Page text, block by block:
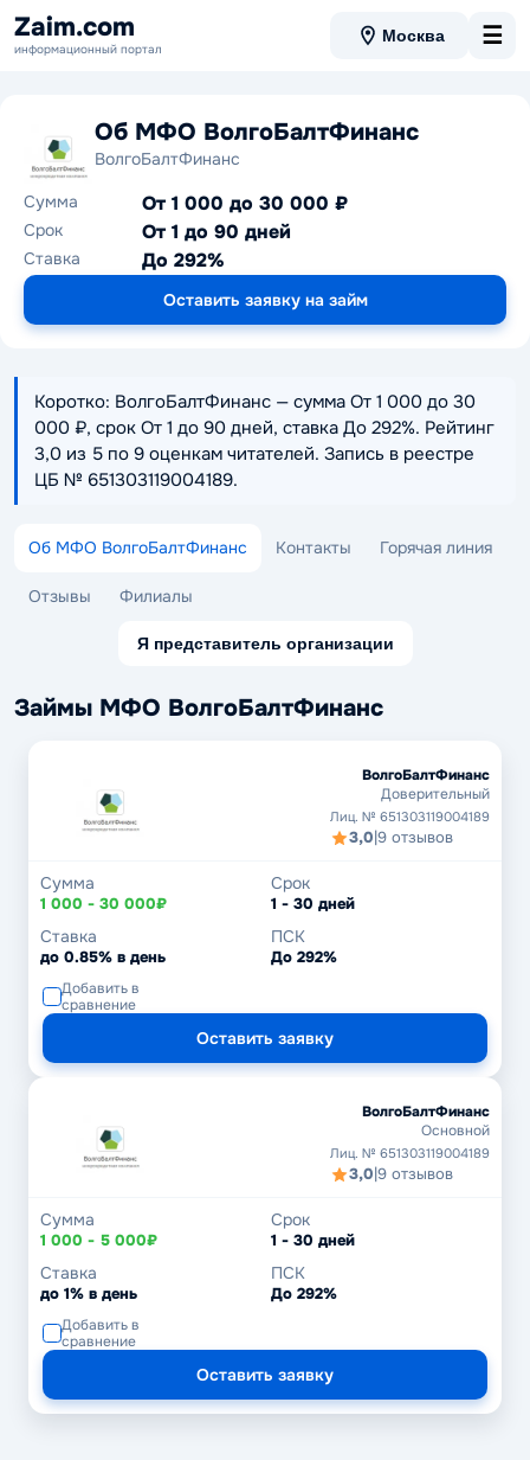
Zaim.com
информационный портал
Москва ☰
Об МФО ВолгоБалтФинанс
ВолгоБалтФинанс
Сумма
От 1 000 до 30 000 ₽
Срок От 1 до 90 дней
Ставка До 292%
Оставить заявку на займ
Коротко: ВолгоБалтФинанс — сумма От 1 000 до 30
000 ₽, срок От 1 до 90 дней, ставка До 292%. Рейтинг
3,0 из 5 по 9 оценкам читателей. Запись в реестре
ЦБ № 651303119004189.
Об МФО ВолгоБалтФинанс Контакты Горячая линия
Отзывы Филиалы
Я представитель организации
Займы МФО ВолгоБалтФинанс
ВолгоБалтФинанс
Доверительный
Лиц. № 651303119004189
3,0|9 отзывов
Сумма
1 000 - 30 000₽
Срок
1 - 30 дней
Ставка
до 0.85% в день
ПСК
До 292%
Добавить в
сравнение
Оставить заявку
ВолгоБалтФинанс
Основной
Лиц. № 651303119004189
3,0|9 отзывов
Сумма
1 000 - 5 000₽
Срок
1 - 30 дней
Ставка
до 1% в день
ПСК
До 292%
Добавить в
сравнение
Оставить заявку